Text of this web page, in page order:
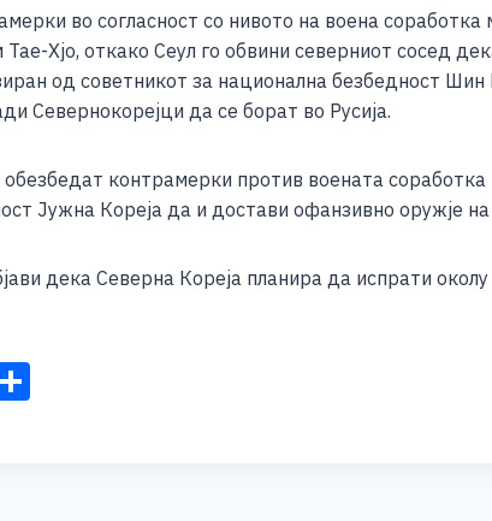
во согласност со нивото на воена соработка
Хјо, откако Сеул го обвини северниот сосед
од советникот за национална безбедност Шин
Севернокорејци да се борат во Русија.
обезбедат контрамерки против воената
Јужна Кореја да и достави офанзивно оружје на
дека Северна Кореја планира да испрати